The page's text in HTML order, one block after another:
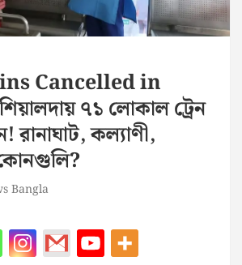
Cancelled in
৭১ লোকাল ট্রেন
রানাঘাট, কল্যাণী,
Bangla